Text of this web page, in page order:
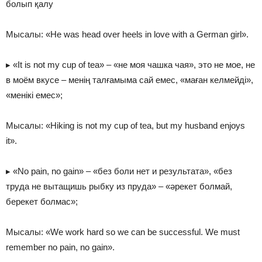
болып қалу
Мысалы: «He was head over heels in love with a German girl».
▸ «It is not my cup of tea» – «не моя чашка чая», это не мое, не
в моём вкусе – менің талғамыма сай емес, «маған келмейді»,
«менікі емес»;
Мысалы: «Hiking is not my cup of tea, but my husband enjoys
it».
▸ «No pain, no gain» – «без боли нет и результата», «без
труда не вытащишь рыбку из пруда» – «әрекет болмай,
берекет болмас»;
Мысалы: «We work hard so we can be successful. We must
remember no pain, no gain».